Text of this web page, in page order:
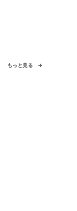
もっと見る